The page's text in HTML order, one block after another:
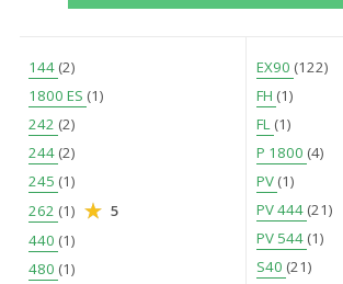
144 (2)
1800 ES (1)
242 (2)
244 (2)
245 (1)
262 (1)
5
440 (1)
480 (1)
EX90 (122)
FH (1)
FL (1)
P 1800 (4)
PV (1)
PV 444 (21)
PV 544 (1)
S40 (21)